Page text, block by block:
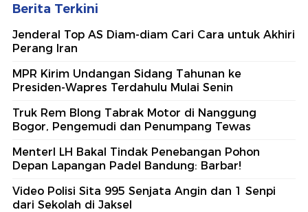
Berita Terkini
Jenderal Top AS Diam-diam Cari Cara untuk Akhiri
Perang Iran
MPR Kirim Undangan Sidang Tahunan ke
Presiden-Wapres Terdahulu Mulai Senin
Truk Rem Blong Tabrak Motor di Nanggung
Bogor, Pengemudi dan Penumpang Tewas
MenterI LH Bakal Tindak Penebangan Pohon
Depan Lapangan Padel Bandung: Barbar!
Video Polisi Sita 995 Senjata Angin dan 1 Senpi
dari Sekolah di Jaksel